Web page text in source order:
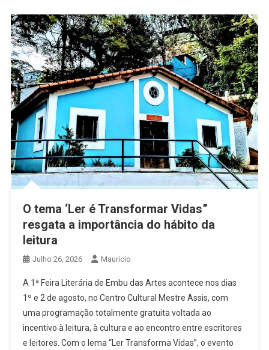
O tema ‘Ler é Transformar Vidas”
resgata a importância do hábito da
leitura
Julho 26, 2026 Mauricio
A 1ª Feira Literária de Embu das Artes acontece nos dias
1º e 2 de agosto, no Centro Cultural Mestre Assis, com
uma programação totalmente gratuita voltada ao
incentivo à leitura, à cultura e ao encontro entre escritores
e leitores. Com o lema “Ler Transforma Vidas”, o evento